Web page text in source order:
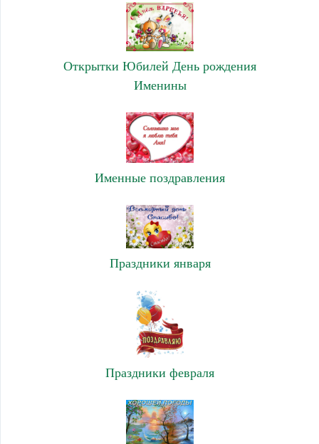
Открытки Юбилей День рождения
Именины
Именные поздравления
Праздники января
Праздники февраля